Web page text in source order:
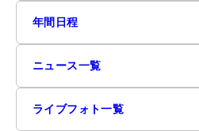
年間日程
ニュース一覧
ライブフォト一覧